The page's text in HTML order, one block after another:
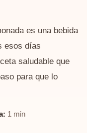
es una bebida
esos días
saludable que
para que lo
1 min